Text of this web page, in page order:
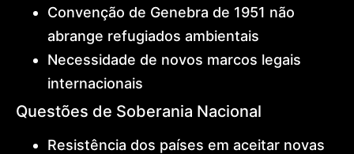
Convenção de Genebra de 1951 não
abrange refugiados ambientais
Necessidade de novos marcos legais
internacionais
Questões de Soberania Nacional
Resistência dos países em aceitar novas